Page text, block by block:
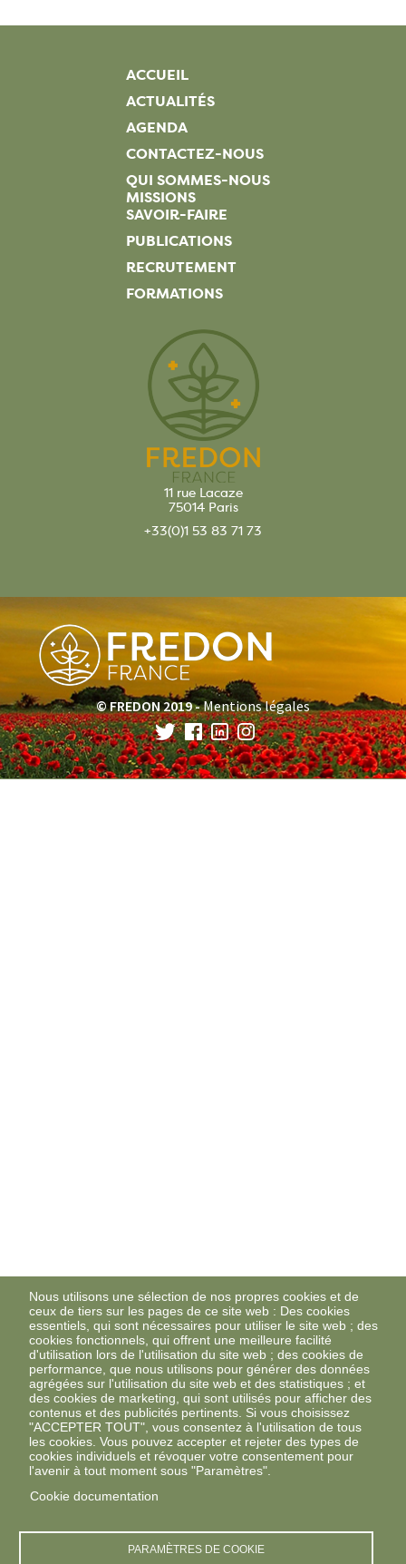
ACCUEIL
ACTUALITÉS
AGENDA
CONTACTEZ-NOUS
QUI SOMMES-NOUS
MISSIONS
SAVOIR-FAIRE
PUBLICATIONS
RECRUTEMENT
FORMATIONS
11 rue Lacaze
75014 Paris
+33(0)1 53 83 71 73
© FREDON 2019 -Mentions légales
Nous utilisons une sélection de nos propres cookies et de
ceux de tiers sur les pages de ce site web : Des cookies
essentiels, qui sont nécessaires pour utiliser le site web ; des
cookies fonctionnels, qui offrent une meilleure facilité
d'utilisation lors de l'utilisation du site web ; des cookies de
performance, que nous utilisons pour générer des données
agrégées sur l'utilisation du site web et des statistiques ; et
des cookies de marketing, qui sont utilisés pour afficher des
contenus et des publicités pertinents. Si vous choisissez
"ACCEPTER TOUT", vous consentez à l'utilisation de tous
les cookies. Vous pouvez accepter et rejeter des types de
cookies individuels et révoquer votre consentement pour
l'avenir à tout moment sous "Paramètres".
Cookie documentation
PARAMÈTRES DE COOKIE